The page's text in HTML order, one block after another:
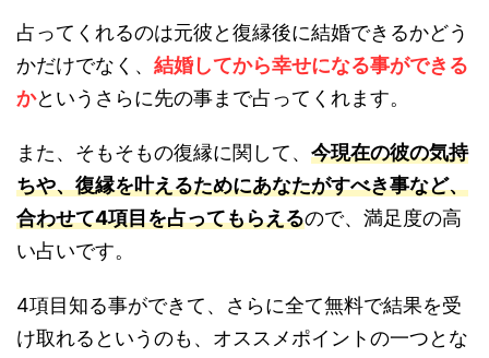
占ってくれるのは元彼と復縁後に結婚できるかどう
かだけでなく、 結婚してから幸せになる事ができる
かというさらに先の事まで占ってくれます。
また、そもそもの復縁に関して、 今現在の彼の気持
ちや、復縁を叶えるためにあなたがすべき事など、
合わせて4項目を占ってもらえるので、満足度の高
い占いです。
4項目知る事ができて、さらに全て無料で結果を受
け取れるというのも、オススメポイントの一つとな